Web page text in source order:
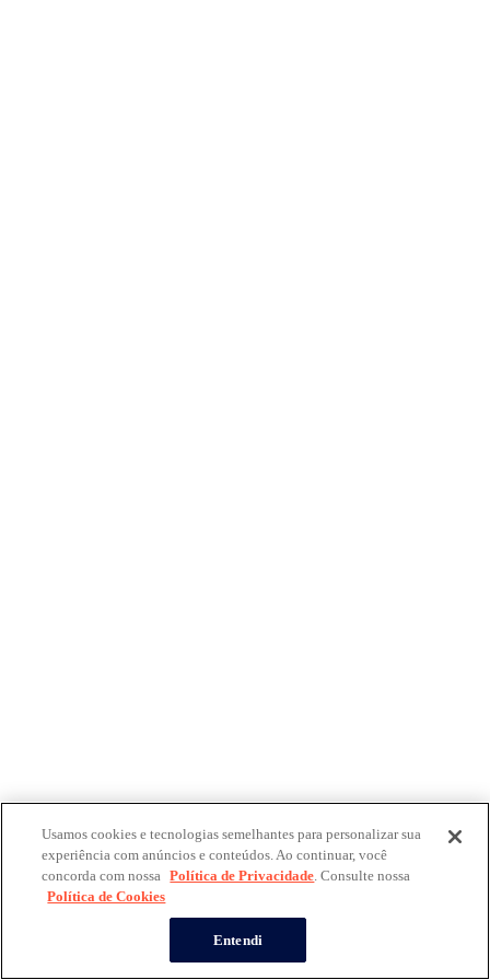
Usamos cookies e tecnologias semelhantes para personalizar sua
experiência com anúncios e conteúdos. Ao continuar, você
concorda com nossa Política de Privacidade. Consulte nossa
Política de Cookies
Entendi